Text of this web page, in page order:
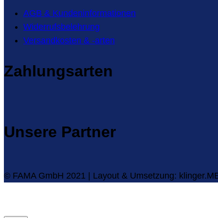
AGB & Kundeninformationen
Widerrufsbelehrung
Versandkosten & -arten
Zahlungsarten
Unsere Partner
© FAMA GmbH 2021 | Layout & Umsetzung: